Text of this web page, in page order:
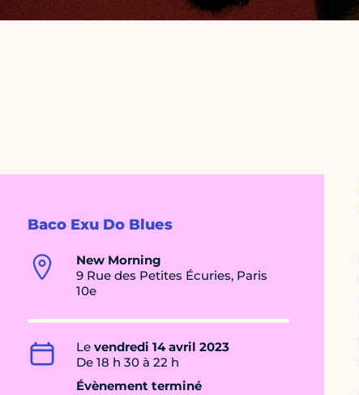
Baco Exu Do Blues
New Morning
9 Rue des Petites Écuries, Paris
10e
Le vendredi 14 avril 2023
De 18 h 30 à 22 h
Évènement terminé